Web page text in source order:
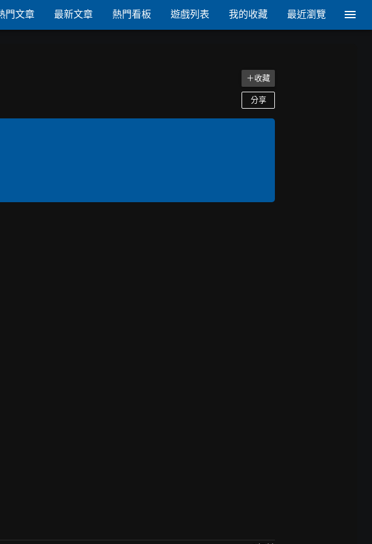
門文章 最新文章 熱門看板 遊戲列表 我的收藏 最近瀏覽
＋收藏
分享